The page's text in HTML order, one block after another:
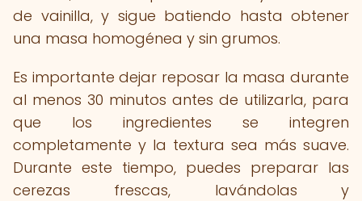
de vainilla, y sigue batiendo hasta obtener
una masa homogénea y sin grumos.
Es importante dejar reposar la masa durante
al menos 30 minutos antes de utilizarla, para
que los ingredientes se integren
completamente y la textura sea más suave.
Durante este tiempo, puedes preparar las
cerezas frescas, lavándolas y